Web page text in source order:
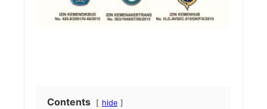
Contents hide